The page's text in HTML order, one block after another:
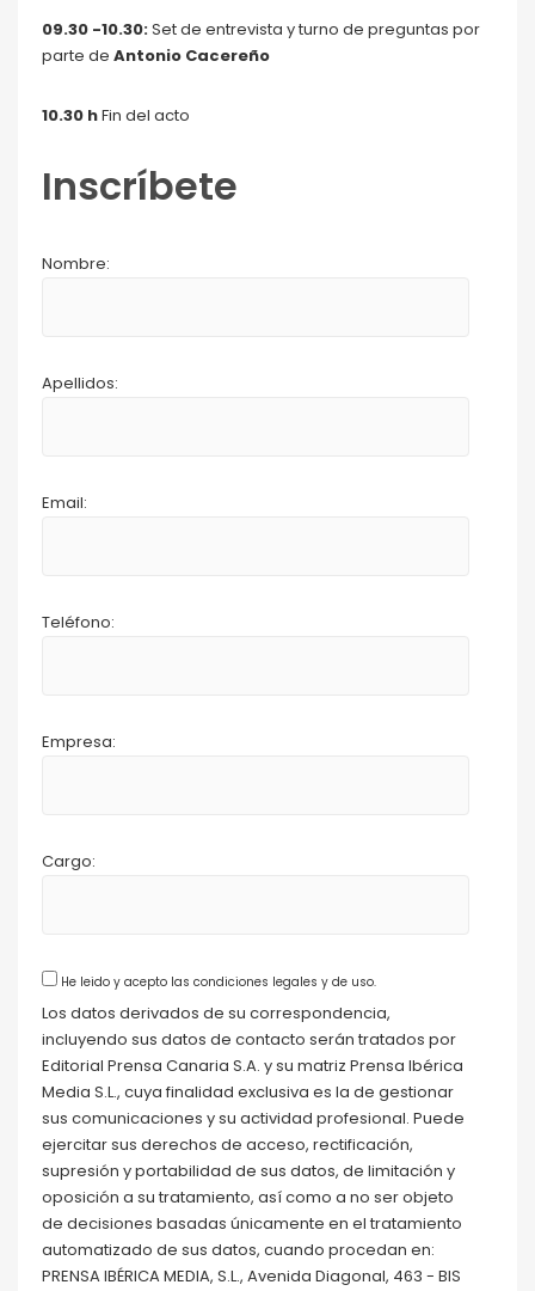
09.30 -10.30:Set de entrevista y turno de preguntas por
parte de Antonio Cacereño
10.30 hFin del acto
Inscríbete
Nombre:
Apellidos:
Email:
Teléfono:
Empresa:
Cargo:
He leido y acepto las condiciones legales y de uso.
Los datos derivados de su correspondencia,
incluyendo sus datos de contacto serán tratados por
Editorial Prensa Canaria S.A. y su matriz Prensa Ibérica
Media S.L., cuya finalidad exclusiva es la de gestionar
sus comunicaciones y su actividad profesional. Puede
ejercitar sus derechos de acceso, rectificación,
supresión y portabilidad de sus datos, de limitación y
oposición a su tratamiento, así como a no ser objeto
de decisiones basadas únicamente en el tratamiento
automatizado de sus datos, cuando procedan en:
PRENSA IBÉRICA MEDIA, S.L., Avenida Diagonal, 463 - BIS